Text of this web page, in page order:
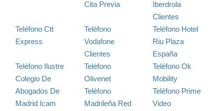
Cita Previa
Iberdrola
Clientes
Teléfono Ctt
Express
Teléfono
Vodafone
Clientes
Teléfono Hotel
Riu Plaza
España
Teléfono Ilustre
Colegio De
Abogados De
Madrid Icam
Teléfono
Olivenet
Teléfono Ok
Mobility
Teléfono
Madrileña Red
Teléfono Prime
Video